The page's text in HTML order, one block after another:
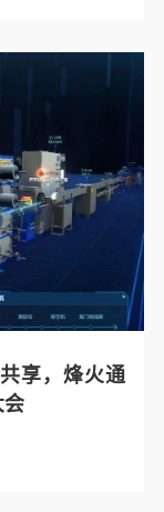
享，烽火通
会